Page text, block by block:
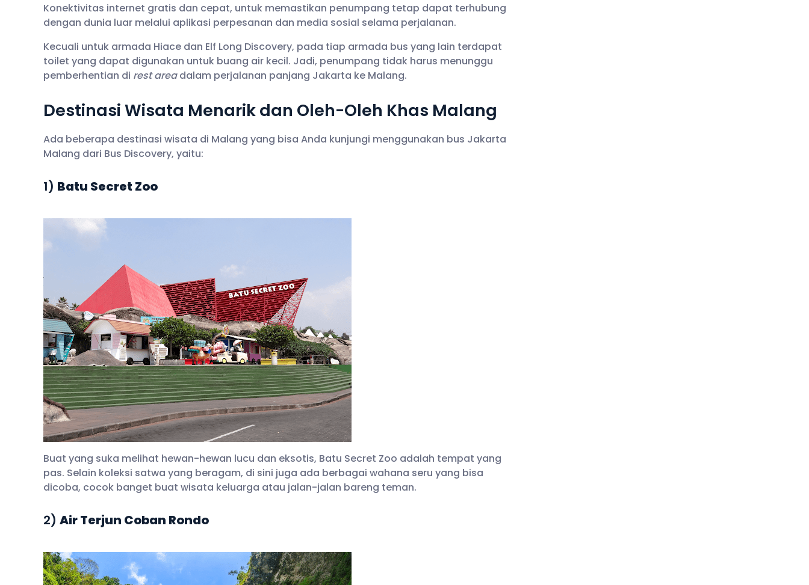
Konektivitas internet gratis dan cepat, untuk memastikan penumpang tetap dapat terhubung
dengan dunia luar melalui aplikasi perpesanan dan media sosial selama perjalanan.
Kecuali untuk armada Hiace dan Elf Long Discovery, pada tiap armada bus yang lain terdapat
toilet yang dapat digunakan untuk buang air kecil. Jadi, penumpang tidak harus menunggu
pemberhentian di rest areadalam perjalanan panjang Jakarta ke Malang.
Destinasi Wisata Menarik dan Oleh-Oleh Khas Malang
Ada beberapa destinasi wisata di Malang yang bisa Anda kunjungi menggunakan bus Jakarta
Malang dari Bus Discovery, yaitu:
1) Batu Secret Zoo
Buat yang suka melihat hewan-hewan lucu dan eksotis, Batu Secret Zoo adalah tempat yang
pas. Selain koleksi satwa yang beragam, di sini juga ada berbagai wahana seru yang bisa
dicoba, cocok banget buat wisata keluarga atau jalan-jalan bareng teman.
2) Air Terjun Coban Rondo